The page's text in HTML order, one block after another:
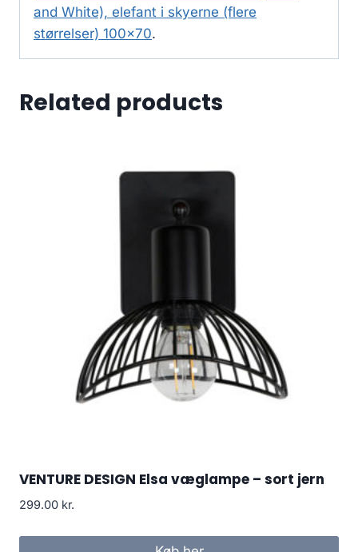
and White), elefant i skyerne (flere
størrelser) 100×70.
Related products
VENTURE DESIGN Elsa væglampe – sort jern
299.00 kr.